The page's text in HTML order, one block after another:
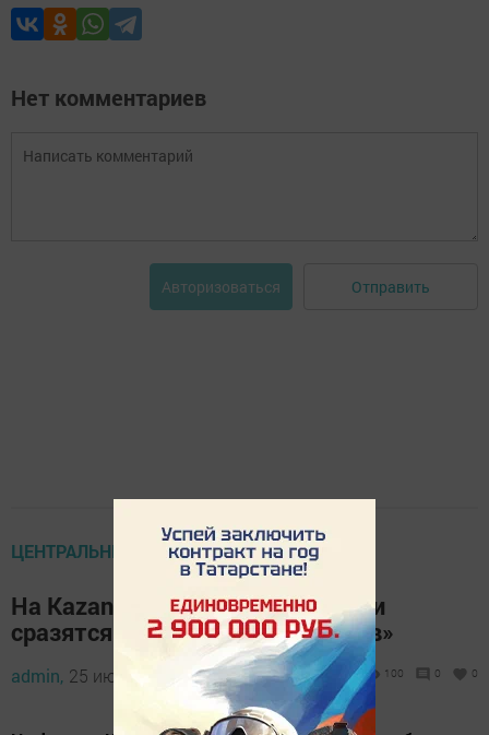
Нет комментариев
Авторизоваться Отправить
ЦЕНТРАЛЬНЫЕ НОВОСТИ
На Kazan Digital Week школьники
сразятся в «Битве мини-роботов»
admin, 25 июля 2025 - 08:31 100 0 0